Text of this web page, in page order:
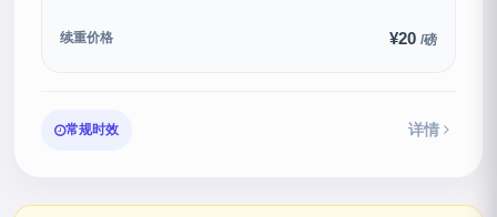
续重价格 ¥20 /磅
常规时效 详情